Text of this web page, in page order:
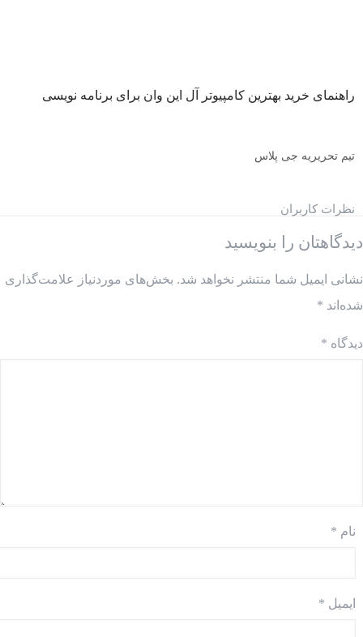
راهنمای خرید بهترین کامپیوتر آل این وان برای برنامه نویسی
تیم تحریریه جی پلاس
نظرات کاربران
دیدگاهتان را بنویسید
نشانی ایمیل شما منتشر نخواهد شد. بخش‌های موردنیاز علامت‌گذاری
شده‌اند *
دیدگاه *
نام *
ایمیل *